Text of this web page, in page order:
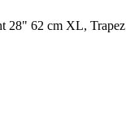
62 cm XL,